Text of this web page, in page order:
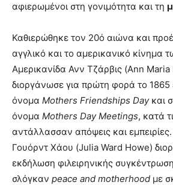
αφιερωμένοι στη γονιμότητα και τη
Καθιερώθηκε τον 20ό αιώνα και
αγγλικό και το αμερικανικό κίνημα
Αμερικανίδα Ανν Τζάρβις (Ann
διοργάνωσε για πρώτη φορά το 1865
όνομα Mothers Friendships Dayκαι
όνομα Mothers Day Meetings, κατά
αντάλλασσαν απόψεις και εμπειρίες.
Γουόρντ Χάου (Julia Ward Howe)
εκδήλωση φιλειρηνικής
σλόγκαν peace and motherhood με